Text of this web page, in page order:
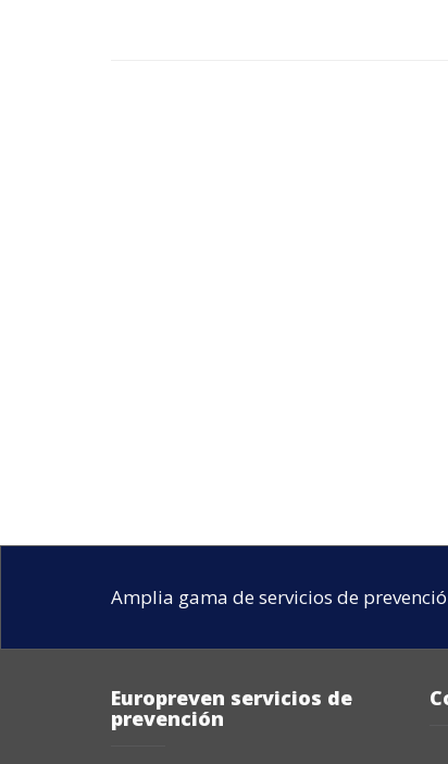
Amplia gama de servicios de
Europreven servicios de
prevención